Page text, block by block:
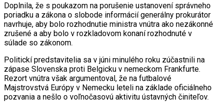
Doplnila, že s poukazom na porušenie ustanovení správneho
poriadku a zákona o slobode informácií generálny prokurátor
navrhuje, aby bolo rozhodnutie ministra vnútra ako nezákonné
zrušené a aby bolo v rozkladovom konaní rozhodnuté v
súlade so zákonom.
Politickí predstavitelia sa v júni minulého roku zúčastnili na
zápase Slovenska proti Belgicku v nemeckom Frankfurte.
Rezort vnútra však argumentoval, že na futbalové
Majstrovstvá Európy v Nemecku leteli na základe oficiálneho
pozvania a nešlo o voľnočasovú aktivitu ústavných činiteľov.